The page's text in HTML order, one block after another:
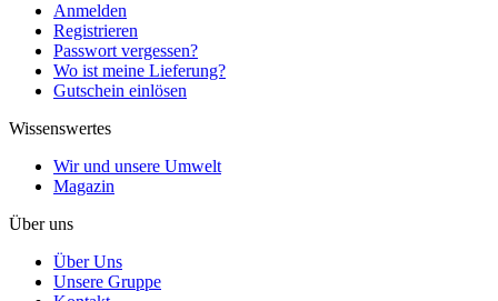
Anmelden
Registrieren
Passwort vergessen?
Wo ist meine Lieferung?
Gutschein einlösen
Wissenswertes
Wir und unsere Umwelt
Magazin
Über uns
Über Uns
Unsere Gruppe